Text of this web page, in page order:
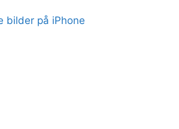
bilder på iPhone